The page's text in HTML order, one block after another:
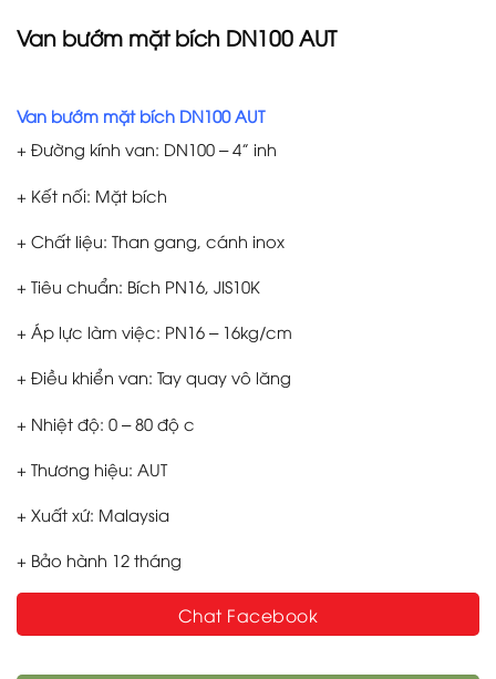
Van bướm mặt bích DN100 AUT
Van bướm mặt bích DN100 AUT
+ Đường kính van: DN100 – 4” inh
+ Kết nối: Mặt bích
+ Chất liệu: Than gang, cánh inox
+ Tiêu chuẩn: Bích PN16, JIS10K
+ Áp lực làm việc: PN16 – 16kg/cm
+ Điều khiển van: Tay quay vô lăng
+ Nhiệt độ: 0 – 80 độ c
+ Thương hiệu: AUT
+ Xuất xứ: Malaysia
+ Bảo hành 12 tháng
Chat Facebook